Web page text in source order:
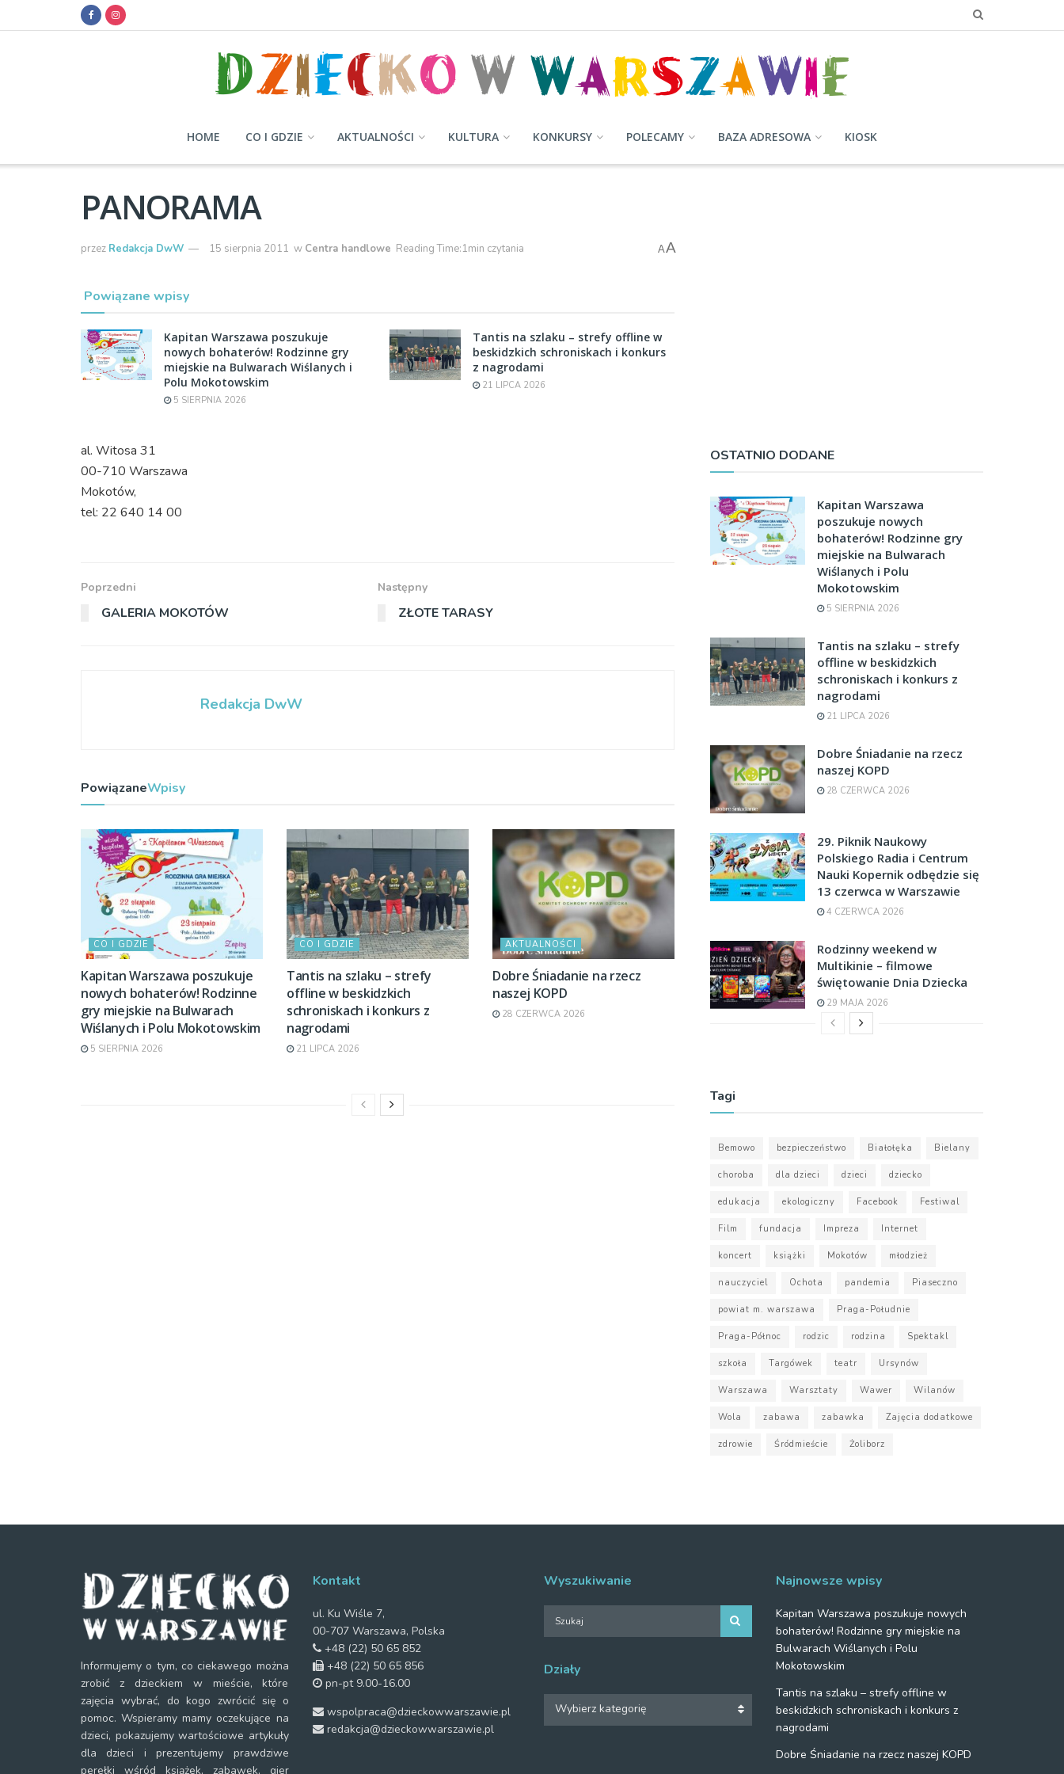
HOME CO I GDZIE AKTUALNOŚCI KULTURA KONKURSY POLECAMY BAZA ADRESOWA KIOSK
PANORAMA
przez Redakcja DwW 15 sierpnia 2011 w Centra handlowe Reading Time:1min czytania AA
Powiązane wpisy
Kapitan Warszawa poszukuje
nowych bohaterów! Rodzinne gry
miejskie na Bulwarach Wiślanych i
Polu Mokotowskim
5 SIERPNIA 2026
Tantis na szlaku – strefy offline w
beskidzkich schroniskach i konkurs
z nagrodami
21 LIPCA 2026
al. Witosa 31
00-710 Warszawa
Mokotów,
tel: 22 640 14 00
Poprzedni
GALERIA MOKOTÓW
Następny
ZŁOTE TARASY
Redakcja DwW
PowiązaneWpisy
CO I GDZIE
Kapitan Warszawa poszukuje
nowych bohaterów! Rodzinne
gry miejskie na Bulwarach
Wiślanych i Polu Mokotowskim
5 SIERPNIA 2026
CO I GDZIE
Tantis na szlaku – strefy
offline w beskidzkich
schroniskach i konkurs z
nagrodami
21 LIPCA 2026
AKTUALNOŚCI
Dobre Śniadanie na rzecz
naszej KOPD
28 CZERWCA 2026
OSTATNIO DODANE
Kapitan Warszawa
poszukuje nowych
bohaterów! Rodzinne gry
miejskie na Bulwarach
Wiślanych i Polu
Mokotowskim
5 SIERPNIA 2026
Tantis na szlaku – strefy
offline w beskidzkich
schroniskach i konkurs z
nagrodami
21 LIPCA 2026
Dobre Śniadanie na rzecz
naszej KOPD
28 CZERWCA 2026
29. Piknik Naukowy
Polskiego Radia i Centrum
Nauki Kopernik odbędzie się
13 czerwca w Warszawie
4 CZERWCA 2026
Rodzinny weekend w
Multikinie – filmowe
świętowanie Dnia Dziecka
29 MAJA 2026
Tagi
Bemowo bezpieczeństwo Białołęka Bielany
choroba dla dzieci dzieci dziecko
edukacja ekologiczny Facebook Festiwal
Film fundacja Impreza Internet
koncert książki Mokotów młodzież
nauczyciel Ochota pandemia Piaseczno
powiat m. warszawa Praga-Południe
Praga-Północ rodzic rodzina Spektakl
szkoła Targówek teatr Ursynów
Warszawa Warsztaty Wawer Wilanów
Wola zabawa zabawka Zajęcia dodatkowe
zdrowie Śródmieście Żoliborz
Informujemy o tym, co ciekawego można
zrobić z dzieckiem w mieście, które
zajęcia wybrać, do kogo zwrócić się o
pomoc. Wspieramy mamy oczekujące na
dzieci, pokazujemy wartościowe artykuły
dla dzieci i prezentujemy prawdziwe
perełki wśród książek, zabawek, gier
Kontakt
ul. Ku Wiśle 7,
00-707 Warszawa, Polska
+48 (22) 50 65 852
+48 (22) 50 65 856
pn-pt 9.00-16.00
wspolpraca@dzieckowwarszawie.pl
redakcja@dzieckowwarszawie.pl
Wyszukiwanie
Działy
Działy
Wybierz kategorię
Najnowsze wpisy
Kapitan Warszawa poszukuje nowych
bohaterów! Rodzinne gry miejskie na
Bulwarach Wiślanych i Polu
Mokotowskim
Tantis na szlaku – strefy offline w
beskidzkich schroniskach i konkurs z
nagrodami
Dobre Śniadanie na rzecz naszej KOPD